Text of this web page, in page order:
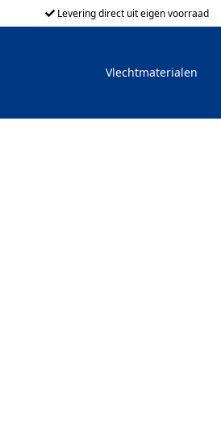
Levering direct uit eigen voorraad
Vlechtmaterialen